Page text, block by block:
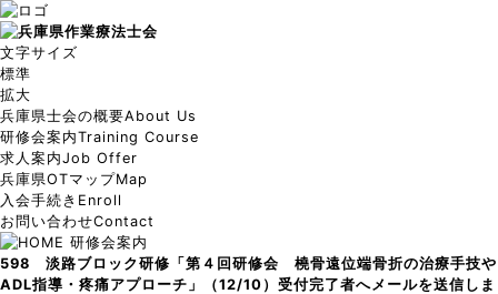
文字サイズ
標準
拡大
兵庫県士会の概要About Us
研修会案内Training Course
求人案内Job Offer
兵庫県OTマップMap
入会手続き Enroll
お問い合わせContact
研修会案内
598 淡路ブロック研修「第４回研修会 橈骨遠位端骨折の治療手技や
ADL指導・疼痛アプローチ」（12/10）受付完了者へメールを送信しま